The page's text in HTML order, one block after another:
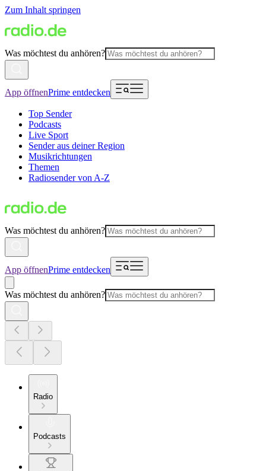
Zum Inhalt springen
Was möchtest du anhören?
App öffnenPrime entdecken
Top Sender
Podcasts
Live Sport
Sender aus deiner Region
Musikrichtungen
Themen
Radiosender von A-Z
Was möchtest du anhören?
App öffnenPrime entdecken
Was möchtest du anhören?
Radio
Podcasts